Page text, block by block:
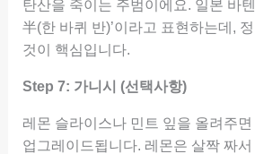
탄산을 죽이는 주범이에요. 일본 바
半(한 바퀴 반)’이라고 표현하는데,
것이 핵심입니다.
Step 7: 가니시 (선택사항)
레몬 슬라이스나 민트 잎을 올려주
업그레이드됩니다. 레몬은 살짝 짜